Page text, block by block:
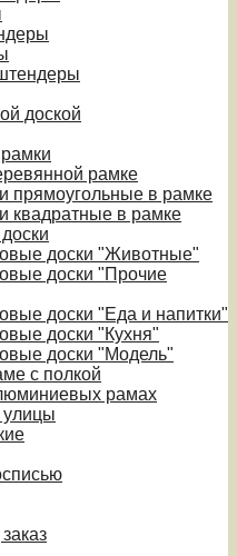
доской
рамке
прямоугольные в рамке
квадратные в рамке
доски "Животные"
доски "Прочие
доски "Еда и напитки"
доски "Кухня"
доски "Модель"
с полкой
рамах
улицы